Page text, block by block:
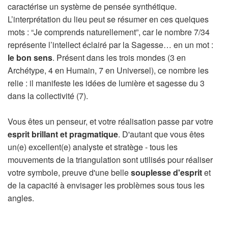
caractérise un système de pensée synthétique.
L’interprétation du lieu peut se résumer en ces quelques
mots : “Je comprends naturellement”, car le nombre 7/34
représente l’intellect éclairé par la Sagesse… en un mot :
le bon sens. Présent dans les trois mondes (3 en
Archétype, 4 en Humain, 7 en Universel), ce nombre les
relie : il manifeste les idées de lumière et sagesse du 3
dans la collectivité (7).
Vous êtes un penseur, et votre réalisation passe par votre
esprit brillant et pragmatique. D'autant que vous êtes
un(e) excellent(e) analyste et stratège - tous les
mouvements de la triangulation sont utilisés pour réaliser
votre symbole, preuve d'une bellesouplesse d'espritet
de la capacité à envisager les problèmes sous tous les
angles.